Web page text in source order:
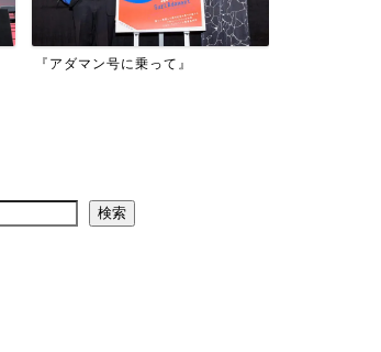
『アダマン号に乗って』
検索